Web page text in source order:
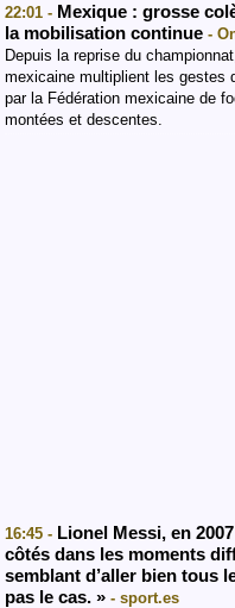
22:01 - Mexique : grosse
la mobilisation continue -
Depuis la reprise du
mexicaine multiplient les gestes
par la Fédération mexicaine de
montées et descentes.
16:45 - Lionel Messi, en
côtés dans les moments
semblant d’aller bien tous
pas le cas. » - sport.es